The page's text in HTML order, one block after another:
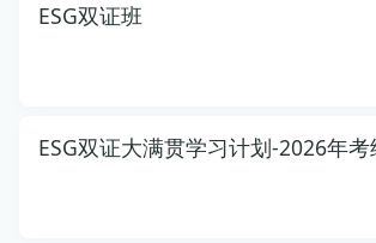
ESG双证班
ESG双证大满贯学习计划-2026年考